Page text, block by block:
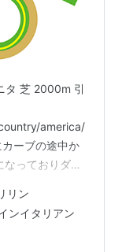
タ 芝 2000m 引
america/
ーブの途中か
っておりダー
戦。 4角から
なかの混戦模
タリアン In
リン
ンイタリアン